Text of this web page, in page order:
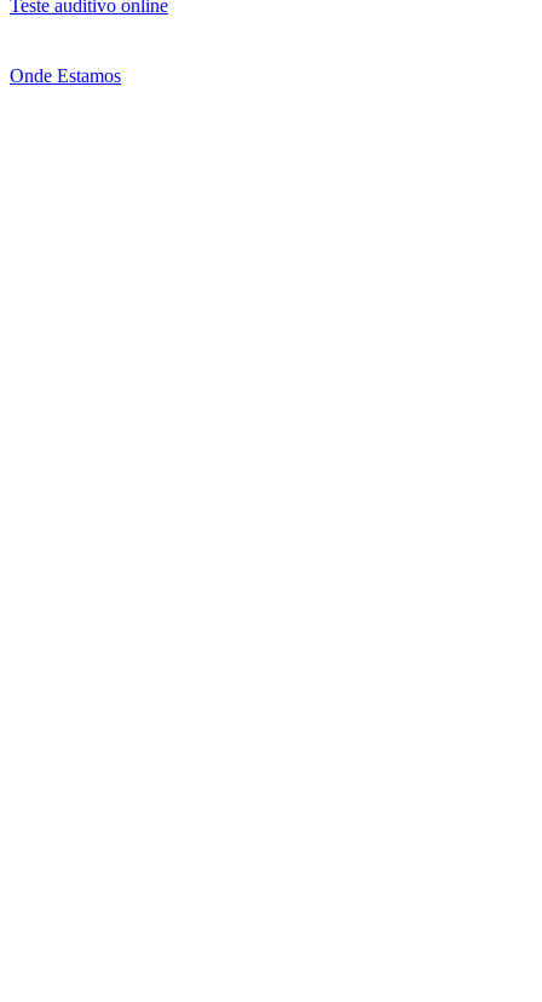
Teste auditivo online
Onde Estamos